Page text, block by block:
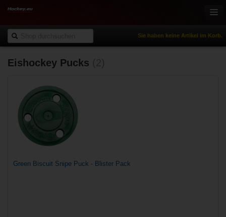
Sie haben keine Artikel im Korb.
Onlineshop
Inlinehockey
Sportbekleidung
Freizeitsport
NHL Fanartikel
% Reduziert
Eishockey Pucks
Green Biscuit Snipe Puck - Blister Pack